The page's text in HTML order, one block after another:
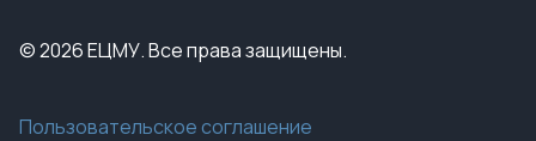
© 2026 ЕЦМУ. Все права защищены.
Пользовательское соглашение